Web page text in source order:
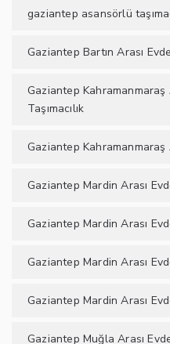
gaziantep asansörlü
Gaziantep Bartın Arası
Gaziantep
Taşımacılık
Gaziantep Kahramanmaraş
Gaziantep Mardin Arası
Gaziantep Mardin Arası
Gaziantep Mardin Arası
Gaziantep Mardin Arası
Gaziantep Muğla Arası